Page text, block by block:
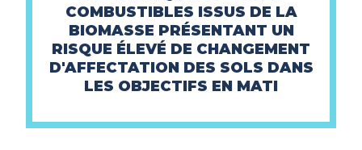
COMBUSTIBLES ISSUS DE LA
BIOMASSE PRÉSENTANT UN
RISQUE ÉLEVÉ DE CHANGEMENT
D'AFFECTATION DES SOLS DANS
LES OBJECTIFS EN MATI